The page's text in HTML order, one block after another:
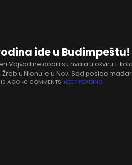
ide u Budimpeštu!
Vojvodine dobili su rivala u okviru 1.
Žreb u Nionu je u Novi Sad poslao
Srpski klub nije imao mnogo sreće,
AGO 0 COMMENTS KEEP READING